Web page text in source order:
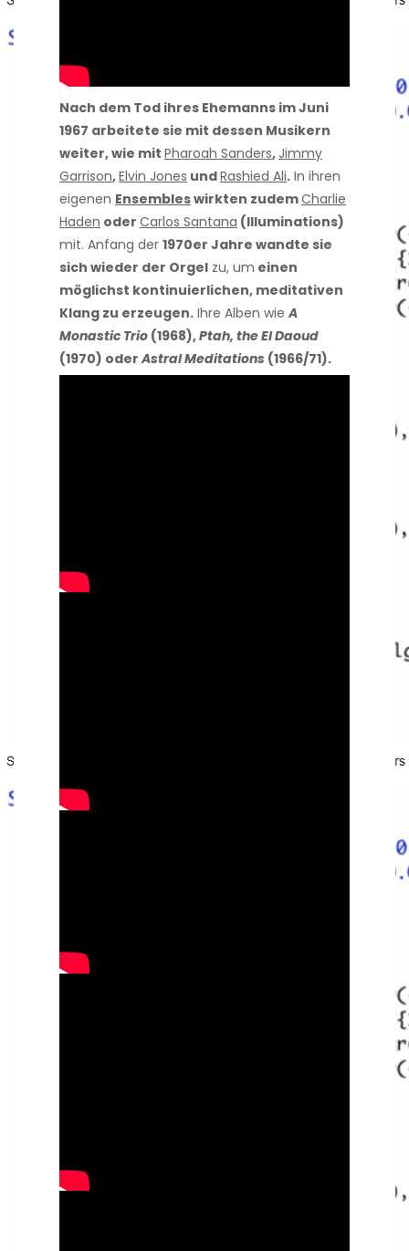
Nach dem Tod ihres Ehemanns im Juni
1967 arbeitete sie mit dessen Musikern
weiter, wie mit Pharoah Sanders, Jimmy
Garrison,Elvin Jones undRashied Ali. In ihren
eigenen Ensembleswirkten zudemCharlie
Haden oder Carlos Santana (Illuminations)
mit. Anfang der 1970er Jahre wandte sie
sich wieder der Orgel zu, um einen
möglichst kontinuierlichen, meditativen
Klang zu erzeugen. Ihre Alben wieA
Monastic Trio (1968),Ptah, the El Daoud
(1970) oderAstral Meditations (1966/71).